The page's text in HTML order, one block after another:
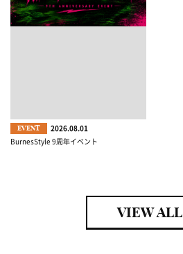
EVENT
2026.08.01
BurnesStyle 9周年イベント
VIEW ALL